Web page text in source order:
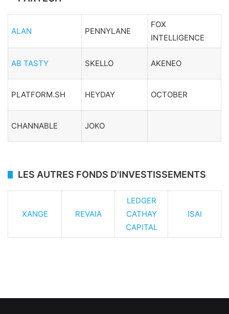
ALAN PENNYLANE
FOX
INTELLIGENCE
AB TASTY SKELLO AKENEO
PLATFORM.SH HEYDAY OCTOBER
CHANNABLE JOKO
LES AUTRES FONDS D'INVESTISSEMENTS
XANGE REVAIA
LEDGER
CATHAY
CAPITAL
ISAI